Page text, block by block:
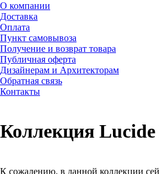
О компании
Доставка
Оплата
Пункт самовывоза
Получение и возврат товара
Публичная оферта
Дизайнерам и Архитекторам
Обратная связь
Контакты
Коллекция
К сожалению, в данной коллекции